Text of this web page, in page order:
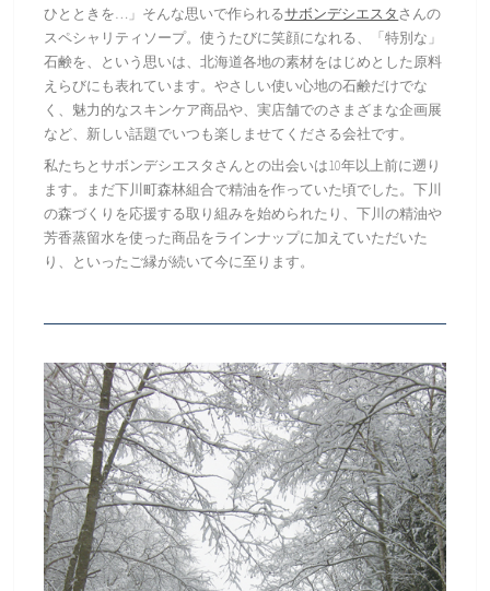
ひとときを…」そんな思いで作られるサボンデシエスタさんの
スペシャリティソープ。使うたびに笑顔になれる、「特別な」
石鹸を、という思いは、北海道各地の素材をはじめとした原料
えらびにも表れています。やさしい使い心地の石鹸だけでな
く、魅力的なスキンケア商品や、実店舗でのさまざまな企画展
など、新しい話題でいつも楽しませてくださる会社です。
私たちとサボンデシエスタさんとの出会いは10年以上前に遡り
ます。まだ下川町森林組合で精油を作っていた頃でした。下川
の森づくりを応援する取り組みを始められたり、下川の精油や
芳香蒸留水を使った商品をラインナップに加えていただいた
り、といったご縁が続いて今に至ります。